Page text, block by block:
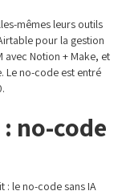
mêmes leurs outils
pour la gestion
avec Notion + Make, et
Le no-code est entré
no-code
: le no-code sans IA